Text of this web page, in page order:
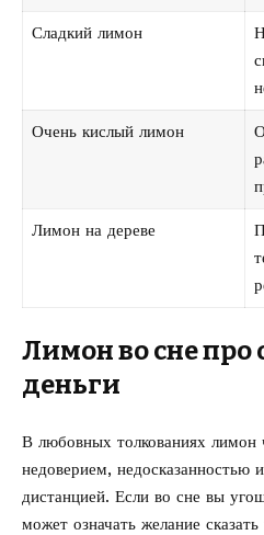
Сладкий лимон
Очень кислый лимон
Лимон на дереве
Лимон во сне
деньги
В любовных толкованиях лимон
недоверием, недосказанностью
дистанцией. Если во сне вы
может означать желание